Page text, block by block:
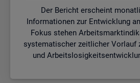
Der Bericht erscheint
Informationen zur Entwicklung
Fokus stehen
systematischer zeitlicher Vorlauf
und